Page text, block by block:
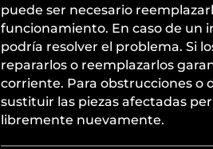
puede ser necesario
funcionamiento. En caso de
podría resolver el problema. Si
repararlos o reemplazarlos
corriente. Para obstrucciones o
sustituir las piezas afectadas
libremente nuevamente.